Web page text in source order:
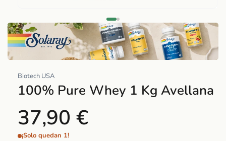
elemento
multimedia
1
en
ventana
modal
Biotech USA
100% Pure Whey 1 Kg Avellana
37,90 €
¡Solo quedan 1!